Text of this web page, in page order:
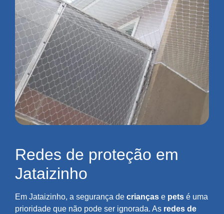
Redes de proteção em
Jataizinho
Em Jataizinho, a segurança de crianças e pets é uma
prioridade que não pode ser ignorada. As redes de